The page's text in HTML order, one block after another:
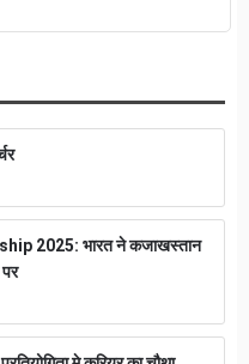
2025: भारत ने कजाखस्तान